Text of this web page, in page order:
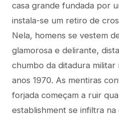
casa grande fundada por
instala-se um retiro de
Nela, homens se vestem
glamorosa e delirante,
chumbo da ditadura militar
anos 1970. As mentiras
forjada começam a ruir
establishment se infiltra